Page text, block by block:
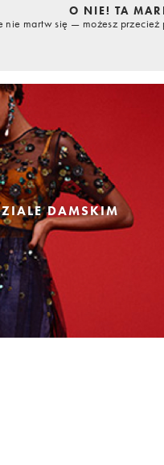
O NIE! TA
nie martw się — możesz
DAMSKIM